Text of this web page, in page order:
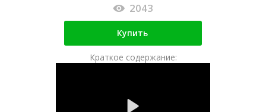
2043
Купить
Краткое содержание: